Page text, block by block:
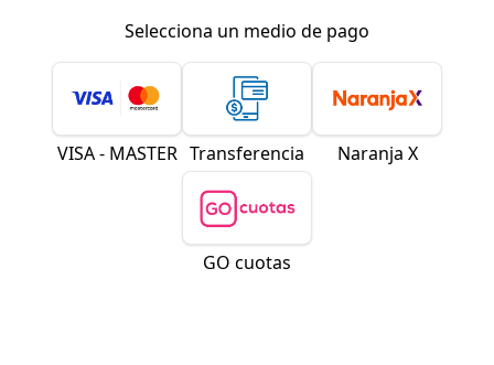
Selecciona un medio de pago
VISA - MASTER Transferencia Naranja X
GO cuotas